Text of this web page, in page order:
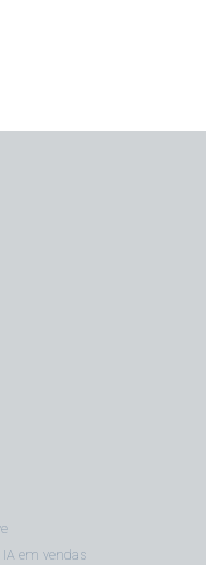
em vendas